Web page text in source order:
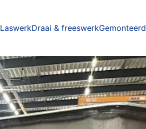
LaswerkDraai & freeswerkGemonteerd